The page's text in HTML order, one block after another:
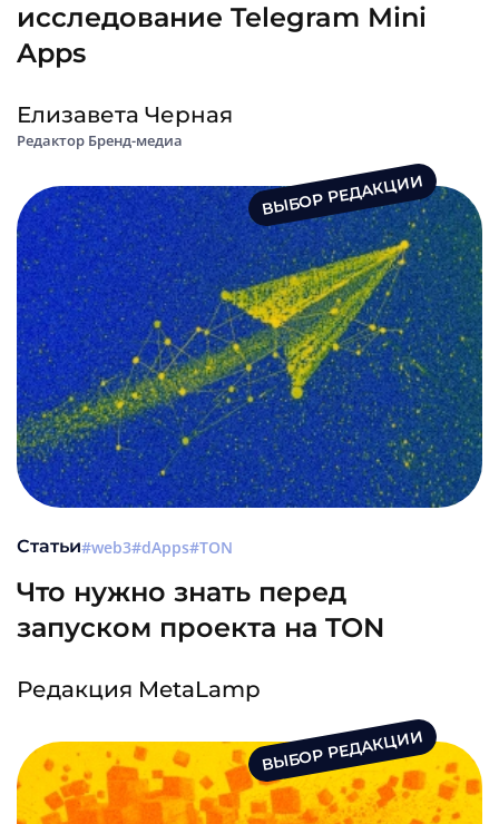
исследование Telegram Mini
Apps
Елизавета Черная
Редактор Бренд-медиа
ВЫБОР РЕДАКЦИИ
Статьи web3 dApps TON
Что нужно знать перед
запуском проекта на TON
Редакция MetaLamp
ВЫБОР РЕДАКЦИИ